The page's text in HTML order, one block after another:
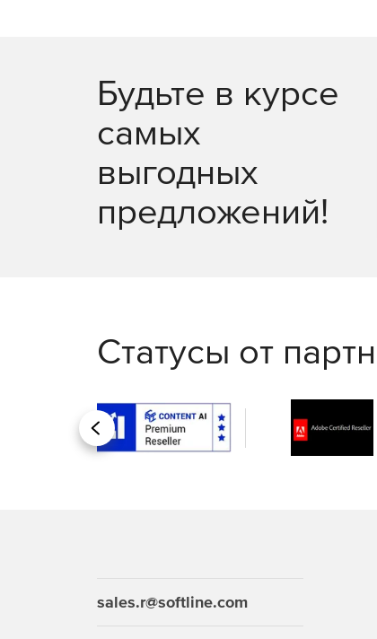
Будьте в курсе
самых
выгодных
предложений!
Статусы от
Назад
sales.r@softline.com